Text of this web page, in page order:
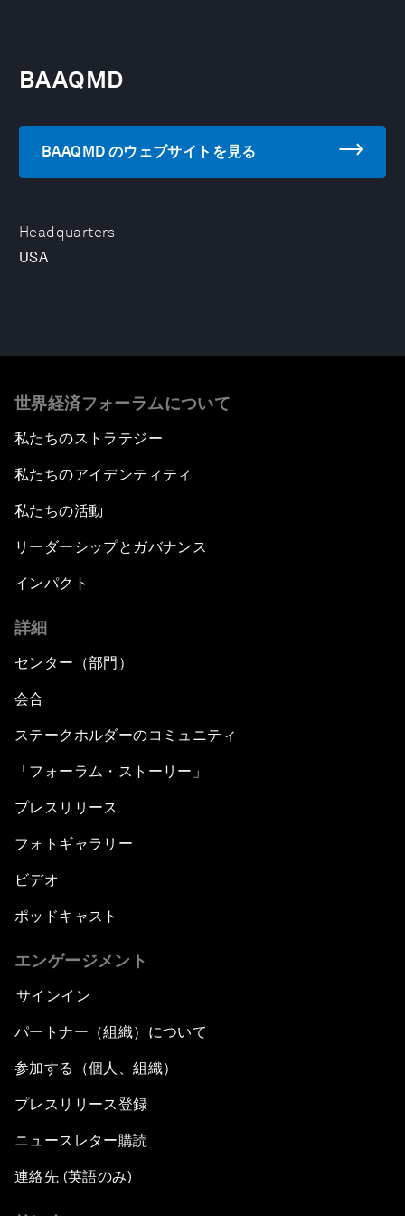
Headquarters
USA
BAAQMD
BAAQMD のウェブサイトを見る
世界経済フォーラムについて
私たちのストラテジー
私たちのアイデンティティ
私たちの活動
リーダーシップとガバナンス
インパクト
詳細
センター（部門）
会合
ステークホルダーのコミュニティ
「フォーラム・ストーリー」
プレスリリース
フォトギャラリー
ビデオ
ポッドキャスト
エンゲージメント
サインイン
パートナー（組織）について
参加する（個人、組織）
プレスリリース登録
ニュースレター購読
連絡先 (英語のみ)